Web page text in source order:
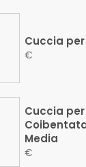
Cuccia per
Cuccia
Coibentata
Media